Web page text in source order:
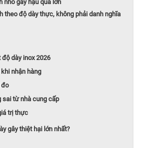
nhỏ gây hậu quả lớn
theo độ dày thực, không phải danh nghĩa
dày inox 2026
nhận hàng
đo
sai từ nhà cung cấp
trị thực
gây thiệt hại lớn nhất?